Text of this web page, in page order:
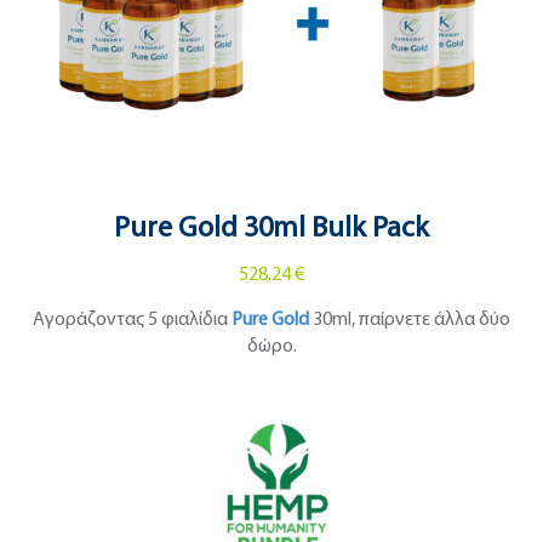
Pure Gold 30ml Bulk Pack
528.24 €
Αγοράζοντας 5 φιαλίδια Pure Gold 30ml, παίρνετε άλλα δύο
δώρο.